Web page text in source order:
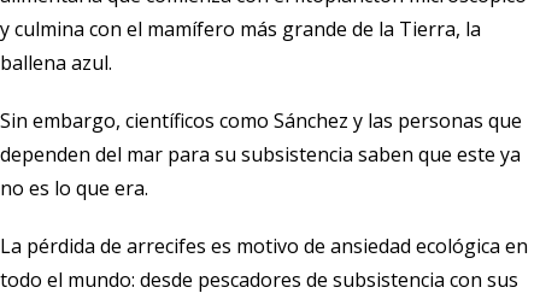
y culmina con el mamífero más grande de la Tierra, la
ballena azul.
Sin embargo, científicos como Sánchez y las personas que
dependen del mar para su subsistencia saben que este ya
no es lo que era.
La pérdida de arrecifes es motivo de ansiedad ecológica en
todo el mundo: desde pescadores de subsistencia con sus